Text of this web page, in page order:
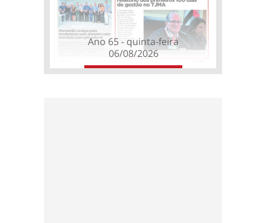
Ano 65 - quinta-feira
06/08/2026